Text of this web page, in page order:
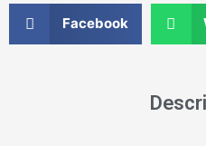
Facebook